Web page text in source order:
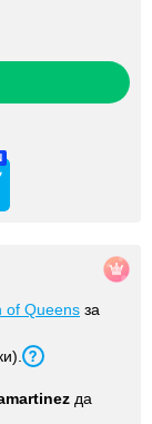
of Queens за
да